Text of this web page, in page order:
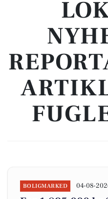
BOLIGMARKED 04-08-